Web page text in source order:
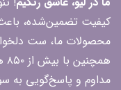
کیفیت تضمین‌شده،
محصولات ما، ست
مداوم و پاسخ‌گویی به